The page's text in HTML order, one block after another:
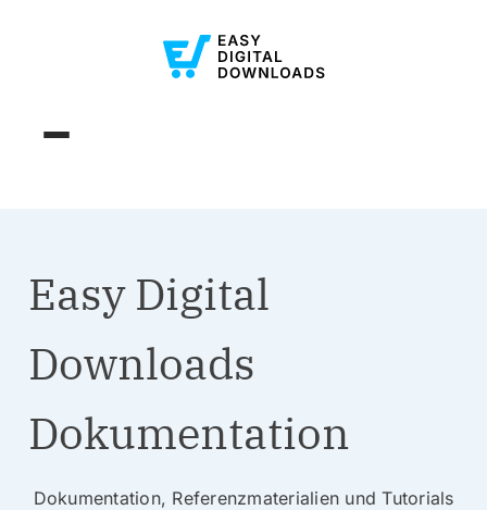
Easy Digital
Downloads
Dokumentation
Dokumentation, Referenzmaterialien und Tutorials